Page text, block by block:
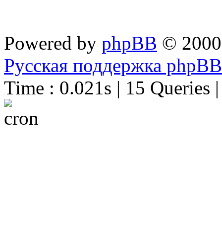
Powered by phpBB ©
Русская поддержка phpBB
Time : 0.021s | 15 Queries